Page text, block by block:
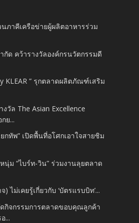
ภาคีเครือข่ายผู้ผลิตอาหารร่วม
ด คว้ารางวัลองค์กรนวัตกรรมดี
KLEAR ” รุกตลาดผลิตภัณฑ์เสริม
งวัล The Asian Excellence
ย...
กทัพ” เปิดพื้นที่อโศกเอาใจสายชิม
หนุ่ม “ไบร์ท-วิน” ร่วมงานลุยตลาด
ไม่เคยรู้เกี่ยวกับ ‘บัตรแรบบิท’...
กิจกรรมการตลาดขอบคุณลูกค้า
...